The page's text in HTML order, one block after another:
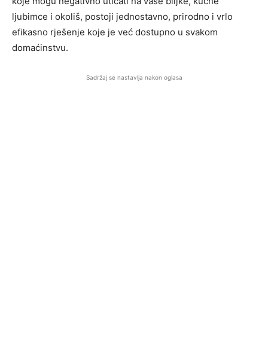
ljubimce i okoliš, postoji jednostavno, prirodno i vrlo
efikasno rješenje koje je već dostupno u svakom
domaćinstvu.
Sadržaj se nastavlja nakon oglasa